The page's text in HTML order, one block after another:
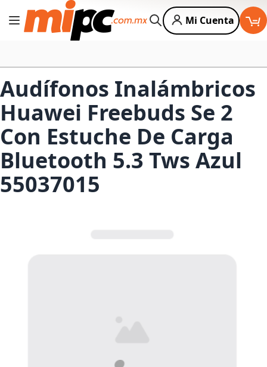
Cambiar Nav
Buscar
Mi Cuenta
Audífonos Inalámbricos
Huawei Freebuds Se 2
Con Estuche De Carga
Bluetooth 5.3 Tws Azul
55037015